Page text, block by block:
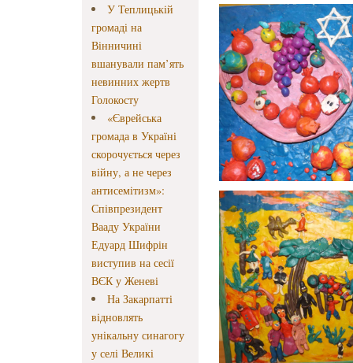
У Теплицькій
громаді на
Вінничині
вшанували пам’ять
невинних жертв
Голокосту
«Єврейська
громада в Україні
скорочується через
війну, а не через
антисемітизм»:
Співпрезидент
Вааду України
Едуард Шифрін
виступив на сесії
ВЄК у Женеві
На Закарпатті
відновлять
унікальну синагогу
у селі Великі